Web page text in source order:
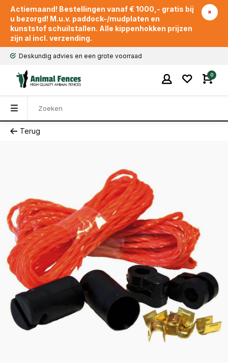
Actiemaand! Bestellingen vanaf € 1000,- gratis bij
u bezorgd! M.u.v. paddock-/mudplaten en
kunststof schuilstallen. Alle kippenhokken prijzen
zijn al incl. verzending.
Deskundig advies en een grote voorraad
0
Terug